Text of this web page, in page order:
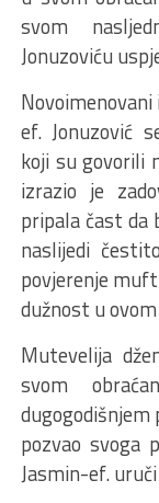
svom
Jonuzoviću
ef. Jonuzović
koji su govorili
izrazio je
pripala čast da
naslijedi
povjerenje
dužnost u
Mutevelija
svom
pozvao svoga
Jasmin-ef.